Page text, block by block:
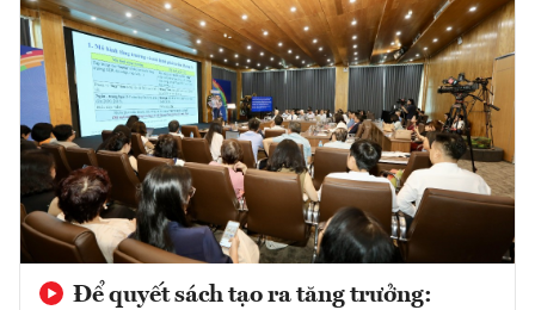
Để quyết sách tạo ra tăng trưởng: